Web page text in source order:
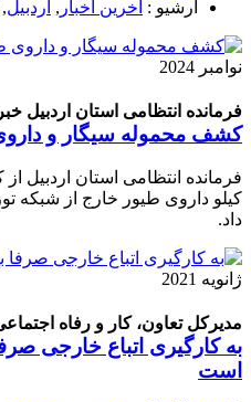
آرشیو : آخرین اخبار , اردبیل,
نوامبر 2024
فرمانده انتظامی استان اردبیل
کشف محموله سيگار و
داد.
ژانویه 2021
مدیرکل تعاون، کار و رفاه
به کارگیری اتباع خارجی
است